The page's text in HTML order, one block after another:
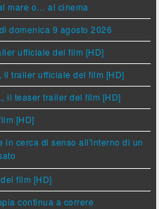
mare o… al cinema
domenica 9 agosto 2026
ufficiale del film [HD]
il trailer ufficiale del film [HD]
il teaser trailer del film [HD]
[HD]
in cerca di senso all'interno di un
film [HD]
continua a correre